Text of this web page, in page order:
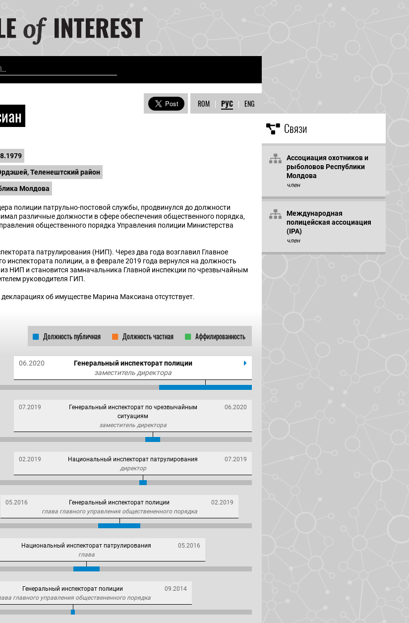
ENG
|
РУС
|
ROM
Теленештский район
Молдова
полиции патрульно-постовой службы, продвинулся до должности
различные должности в сфере обеспечения общественного порядка,
общественного порядка Управления полиции Министерства
патрулирования (НИП). Через два года возглавил Главное
инспектората полиции, а в феврале 2019 года вернулся на должность
НИП и становится замначальника Главной инспекции по чрезвычайным
руководителя ГИП.
об имуществе Марина Максиана отсутствует.
Аффилированность
Должность частная
Должность публичная
06.2020
Генеральный инспекторат полиции
заместитель директора
07.2019
Генеральный инспекторат по чрезвычайным
ситуациям
06.2020
заместитель директора
02.2019 Национальный инспекторат патрулирования
07.2019
директор
05.2016 Генеральный инспекторат полиции
02.2019
глава главного управления обществененного порядка
Национальный инспекторат патрулирования
05.2016
глава
Генеральный инспекторат полиции
09.2014
главного управления обществененного порядка
Связи
Ассоциация охотников и
рыболовов Республики
Молдова
член
Международная
полицейская ассоциация
(IPA)
член